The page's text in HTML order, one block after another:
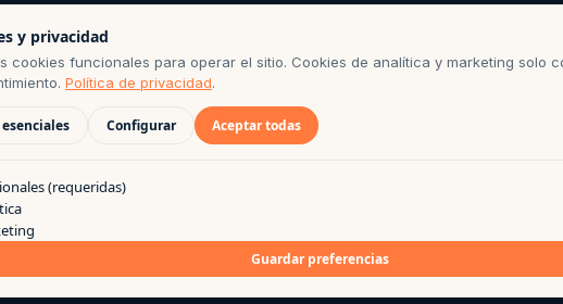
GitHub
PERÍODO DE CONSERVACIÓN SEGÚN POLÍTICA DE PRIVACIDAD · BASE DE
HECHO CON CAFÉ POR EL EQUIPO AGO
y privacidad
cookies funcionales para operar el sitio. Cookies de analítica y marketing solo
Política de privacidad.
esenciales Configurar Aceptar todas
(requeridas)
Guardar preferencias